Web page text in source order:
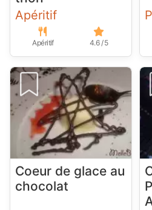
Apéritif
Apéritif 4.6 / 5
Coeur de glace au
chocolat